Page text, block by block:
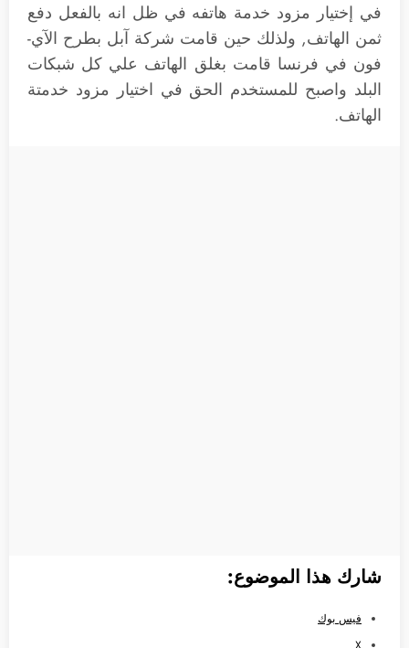
في إختيار مزود خدمة هاتفه في ظل انه بالفعل دفع
ثمن الهاتف, ولذلك حين قامت شركة آبل بطرح الآي-
فون في فرنسا قامت بغلق الهاتف علي كل شبكات
البلد واصبح للمستخدم الحق في اختيار مزود خدمتة
الهاتف.
شارك هذا الموضوع:
فيس بوك